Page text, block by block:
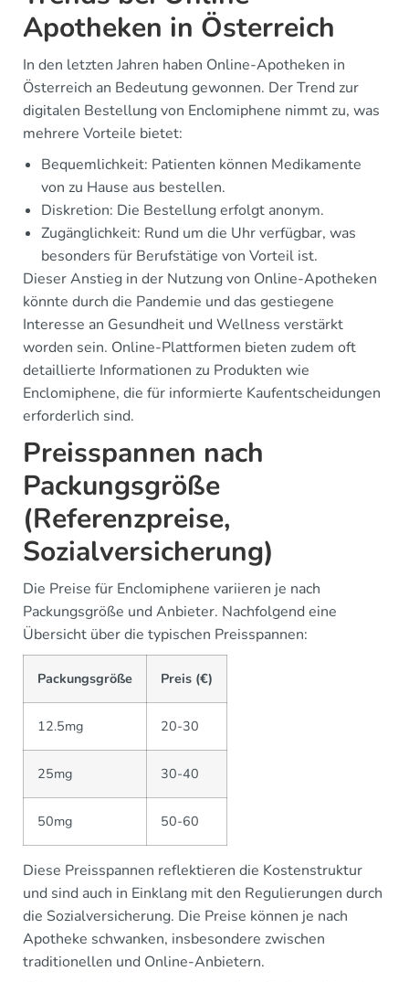
Apotheken in Österreich
In den letzten Jahren haben Online-Apotheken in
Österreich an Bedeutung gewonnen. Der Trend zur
digitalen Bestellung von Enclomiphene nimmt zu, was
mehrere Vorteile bietet:
Bequemlichkeit: Patienten können Medikamente
von zu Hause aus bestellen.
Diskretion: Die Bestellung erfolgt anonym.
Zugänglichkeit: Rund um die Uhr verfügbar, was
besonders für Berufstätige von Vorteil ist.
Dieser Anstieg in der Nutzung von Online-Apotheken
könnte durch die Pandemie und das gestiegene
Interesse an Gesundheit und Wellness verstärkt
worden sein. Online-Plattformen bieten zudem oft
detaillierte Informationen zu Produkten wie
Enclomiphene, die für informierte Kaufentscheidungen
erforderlich sind.
Preisspannen nach
Packungsgröße
(Referenzpreise,
Sozialversicherung)
Die Preise für Enclomiphene variieren je nach
Packungsgröße und Anbieter. Nachfolgend eine
Übersicht über die typischen Preisspannen:
Packungsgröße Preis (€)
12.5mg 20-30
25mg 30-40
50mg 50-60
Diese Preisspannen reflektieren die Kostenstruktur
und sind auch in Einklang mit den Regulierungen durch
die Sozialversicherung. Die Preise können je nach
Apotheke schwanken, insbesondere zwischen
traditionellen und Online-Anbietern.